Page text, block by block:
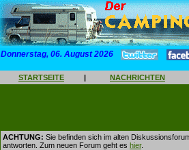
Donnerstag, 06. August 2026
STARTSEITE | NACHRICHTEN
ACHTUNG: Sie befinden sich im alten
antworten. Zum neuen Forum geht es hier.